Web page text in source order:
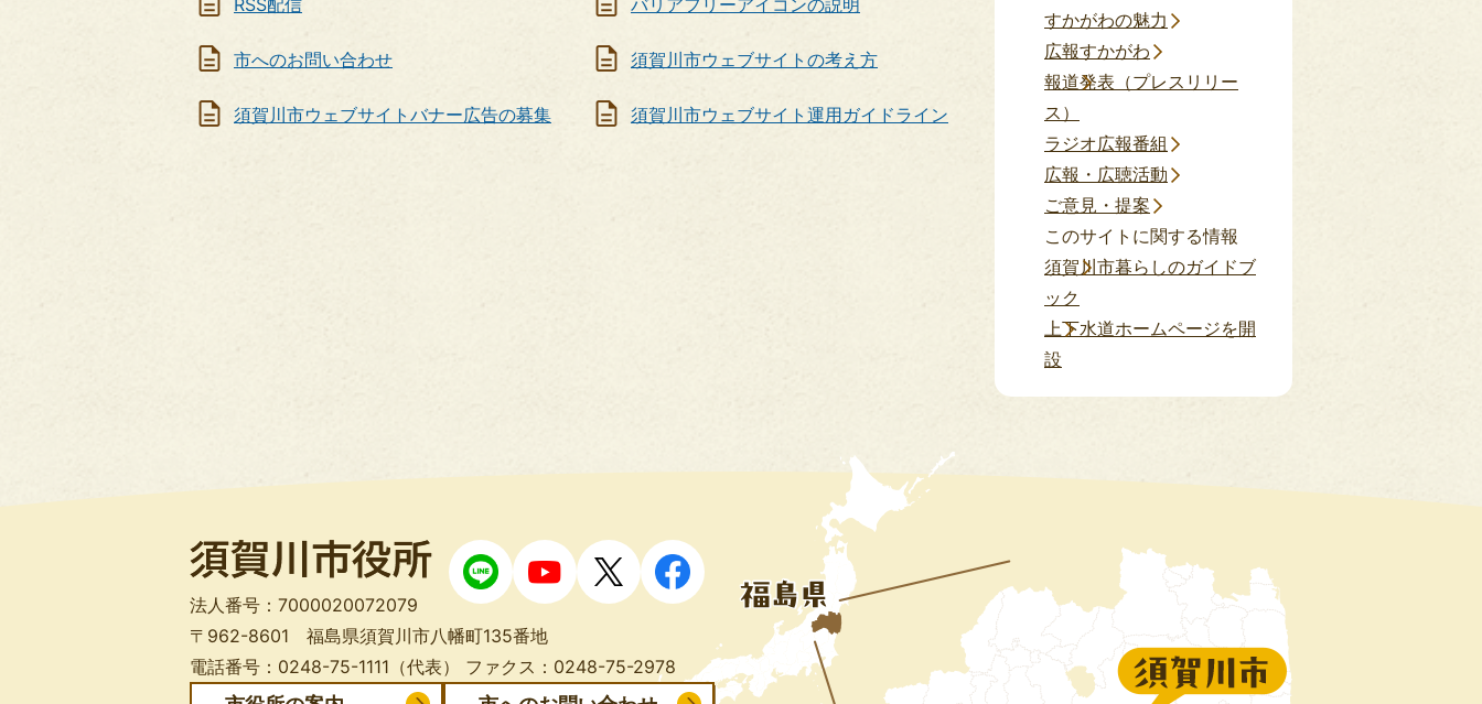
RSS配信 バリアフリーアイコンの説明
市へのお問い合わせ 須賀川市ウェブサイトの考え方
須賀川市ウェブサイトバナー広告の募集 須賀川市ウェブサイト運用ガイドライン
すかがわの魅力
広報すかがわ
報道発表（プレスリリー
ス）
ラジオ広報番組
広報・広聴活動
ご意見・提案
このサイトに関する情報
須賀川市暮らしのガイドブ
ック
上下水道ホームページを開
設
法人番号：7000020072079
〒962-8601 福島県須賀川市八幡町135番地
電話番号：0248-75-1111（代表） ファクス：0248-75-2978